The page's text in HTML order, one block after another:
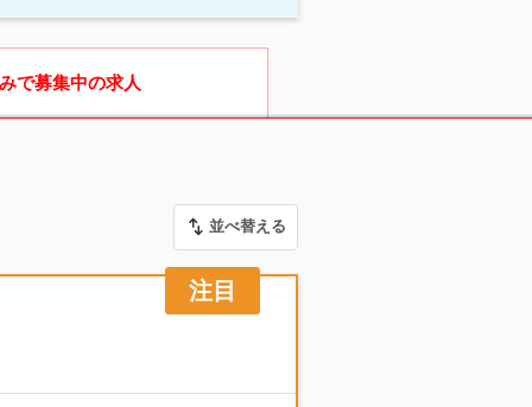
で募集中の求人
並べ替える